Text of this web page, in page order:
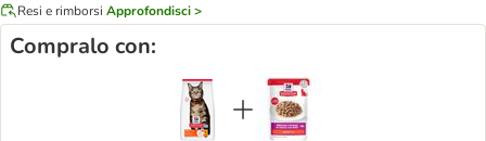
Resi e rimborsi Approfondisci >
Compralo con: